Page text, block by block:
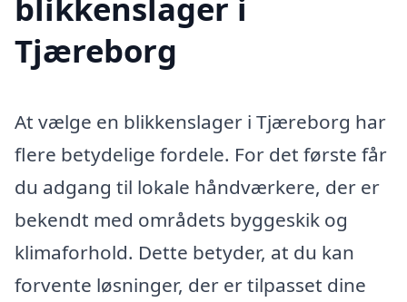
blikkenslager i
Tjæreborg
At vælge en blikkenslager i Tjæreborg har
flere betydelige fordele. For det første får
du adgang til lokale håndværkere, der er
bekendt med områdets byggeskik og
klimaforhold. Dette betyder, at du kan
forvente løsninger, der er tilpasset dine